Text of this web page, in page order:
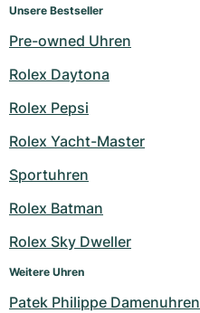
Unsere Bestseller
Pre-owned Uhren
Rolex Daytona
Rolex Pepsi
Rolex Yacht-Master
Sportuhren
Rolex Batman
Rolex Sky Dweller
Weitere Uhren
Patek Philippe Damenuhren